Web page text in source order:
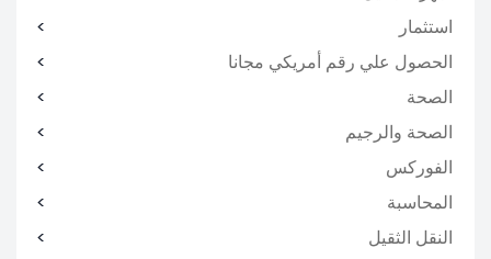
استثمار
الحصول علي رقم أمريكي مجانا
الصحة
الصحة والرجيم
الفوركس
المحاسبة
النقل الثقيل